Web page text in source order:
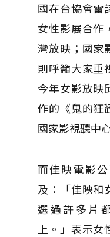
國在台協會雷
女性影展合作
灣放映；國家
則呼籲大家重
今年女影放映
作的《鬼的狂
國家影視聽中
而佳映電影
及：「佳映和
選過許多片
上。」表示